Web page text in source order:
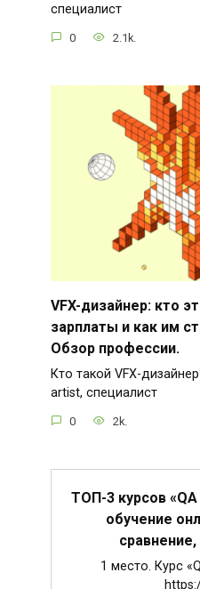
специалист
0 2.1k.
VFX-дизайнер: кто
зарплаты и как им
Обзор профессии.
Кто такой VFX-
artist, специалист
0 2k.
ТОП-3 курсов «QA
обучение
1 место. Курс